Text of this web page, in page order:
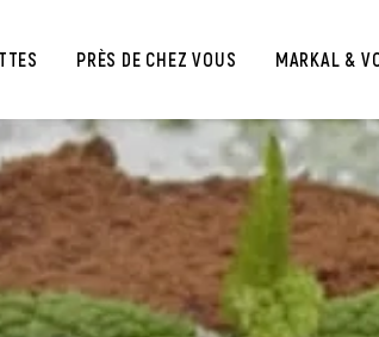
PRÈS DE CHEZ VOUS MARKAL &